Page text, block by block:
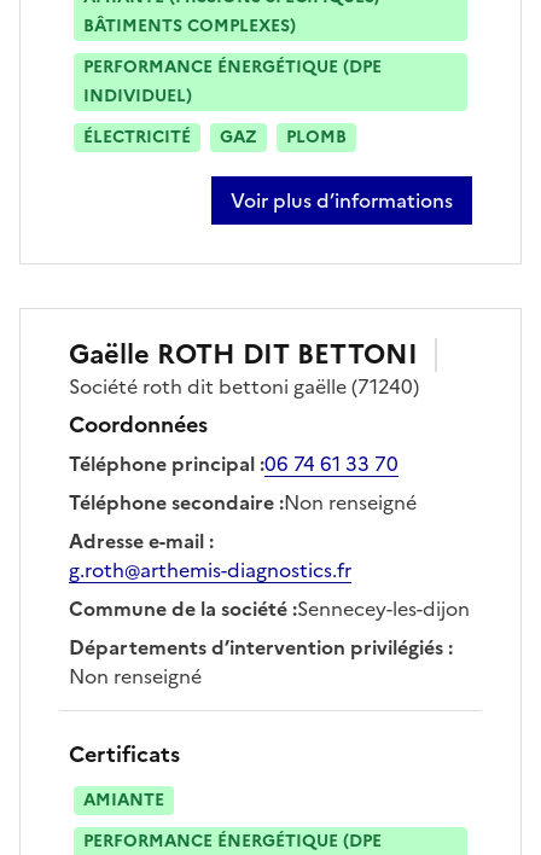
BÂTIMENTS COMPLEXES)
PERFORMANCE ÉNERGÉTIQUE (DPE
INDIVIDUEL)
ÉLECTRICITÉ
GAZ PLOMB
Voir plus d’informations
sur johan pinheiro
Gaëlle ROTH DIT BETTONI
Société roth dit bettoni gaëlle(71240)
Coordonnées
Téléphone principal:06 74 61 33 70
Téléphone secondaire:Non renseigné
Adresse e-mail:
g.roth@arthemis-diagnostics.fr
Commune de la société:Sennecey-les-dijon
Départements d’intervention privilégiés:
Non renseigné
Certificats
AMIANTE
PERFORMANCE ÉNERGÉTIQUE (DPE